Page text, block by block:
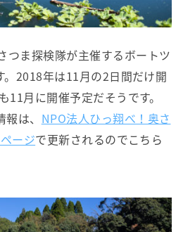
つま探検隊が主催するボートツ
。2018年は11月の2日間だけ開
月に開催予定だそうです。
は、 NPO法人ひっ翔べ！奥さ
ージで更新されるのでこちら